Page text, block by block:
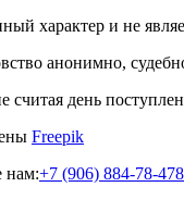
характер и не
анонимно,
считая день
Freepik
нам:+7 (906) 884-78-47